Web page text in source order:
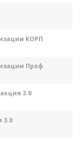
КОРП
Проф
3.0
3.0